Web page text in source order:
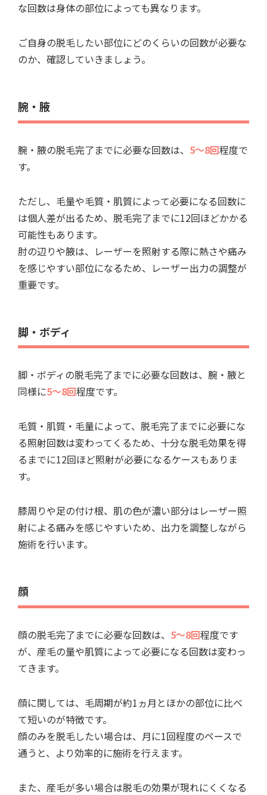
な回数は身体の部位によっても異なります。
ご自身の脱毛したい部位にどのくらいの回数が必要な
のか、確認していきましょう。
腕・腋
腕・腋の脱毛完了までに必要な回数は、 5～8回程度で
す。
ただし、毛量や毛質・肌質によって必要になる回数に
は個人差が出るため、脱毛完了までに12回ほどかかる
可能性もあります。
肘の辺りや腋は、レーザーを照射する際に熱さや痛み
を感じやすい部位になるため、レーザー出力の調整が
重要です。
脚・ボディ
脚・ボディの脱毛完了までに必要な回数は、腕・腋と
同様に5～8回程度です。
毛質・肌質・毛量によって、脱毛完了までに必要にな
る照射回数は変わってくるため、十分な脱毛効果を得
るまでに12回ほど照射が必要になるケースもありま
す。
膝周りや足の付け根、肌の色が濃い部分はレーザー照
射による痛みを感じやすいため、出力を調整しながら
施術を行います。
顔
顔の脱毛完了までに必要な回数は、 5～8回程度です
が、産毛の量や肌質によって必要になる回数は変わっ
てきます。
顔に関しては、毛周期が約1ヵ月とほかの部位に比べ
て短いのが特徴です。
顔のみを脱毛したい場合は、月に1回程度のペースで
通うと、より効率的に施術を行えます。
また、産毛が多い場合は脱毛の効果が現れにくくなる